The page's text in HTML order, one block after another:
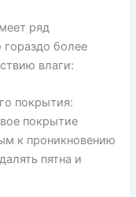
ряд
гораздо более
влаги:
покрытия:
покрытие
к проникновению
пятна и